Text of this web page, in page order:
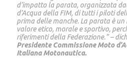
d’impatto la parata, organizzata
d’Acqua della FIM, di tutti i piloti
prima delle manche. La parata è
valore etico, morale e sportivo,
riferimenti della Federazione.” –
Presidente Commissione Moto
Italiana Motonautica.